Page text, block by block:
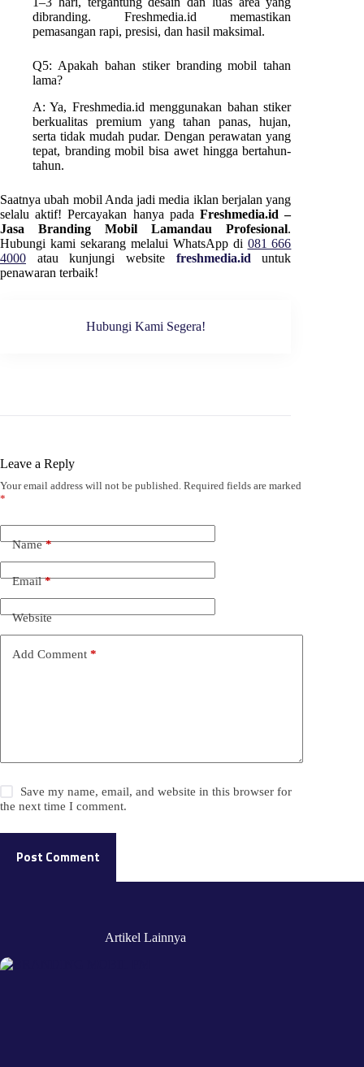
dibranding. Freshmedia.id memastikan
pemasangan rapi, presisi, dan hasil maksimal.
Q5: Apakah bahan stiker branding mobil tahan
lama?
A: Ya, Freshmedia.id menggunakan bahan stiker
berkualitas premium yang tahan panas, hujan,
serta tidak mudah pudar. Dengan perawatan yang
tepat, branding mobil bisa awet hingga bertahun-
tahun.
Saatnya ubah mobil Anda jadi media iklan berjalan yang
selalu aktif! Percayakan hanya padaFreshmedia.id –
Jasa Branding Mobil Lamandau Profesional.
Hubungi kami sekarang melalui WhatsApp di 081 666
4000
atau kunjungi website freshmedia.id untuk
penawaran terbaik!
Hubungi Kami Segera!
Leave a Reply
Your email address will not be published. Required fields are marked
*
Name*
Email*
Website
Add Comment *
Save my name, email, and website in this browser for
the next time I comment.
Post Comment
Artikel Lainnya